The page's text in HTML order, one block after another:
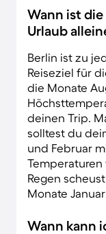
Wann ist
Urlaub
Berlin ist zu
Reiseziel für
die Monate
deinen Trip.
solltest du
und Februar
Temperaturen
Regen
Monate
Wann kann